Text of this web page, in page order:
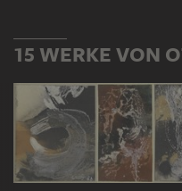
15 WERKE VON